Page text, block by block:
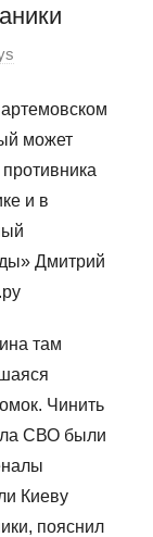
может
и в
Дмитрий
там
Чинить
СВО были
Киеву
пояснил